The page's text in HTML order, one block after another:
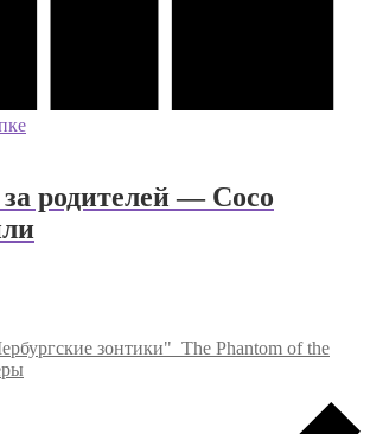
родителей — Сосо
зонтики" The Phantom of the